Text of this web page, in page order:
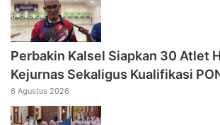
Perbakin Kalsel Siapkan 30 Atlet
Kejurnas Sekaligus Kualifikasi
6 Agustus 2026